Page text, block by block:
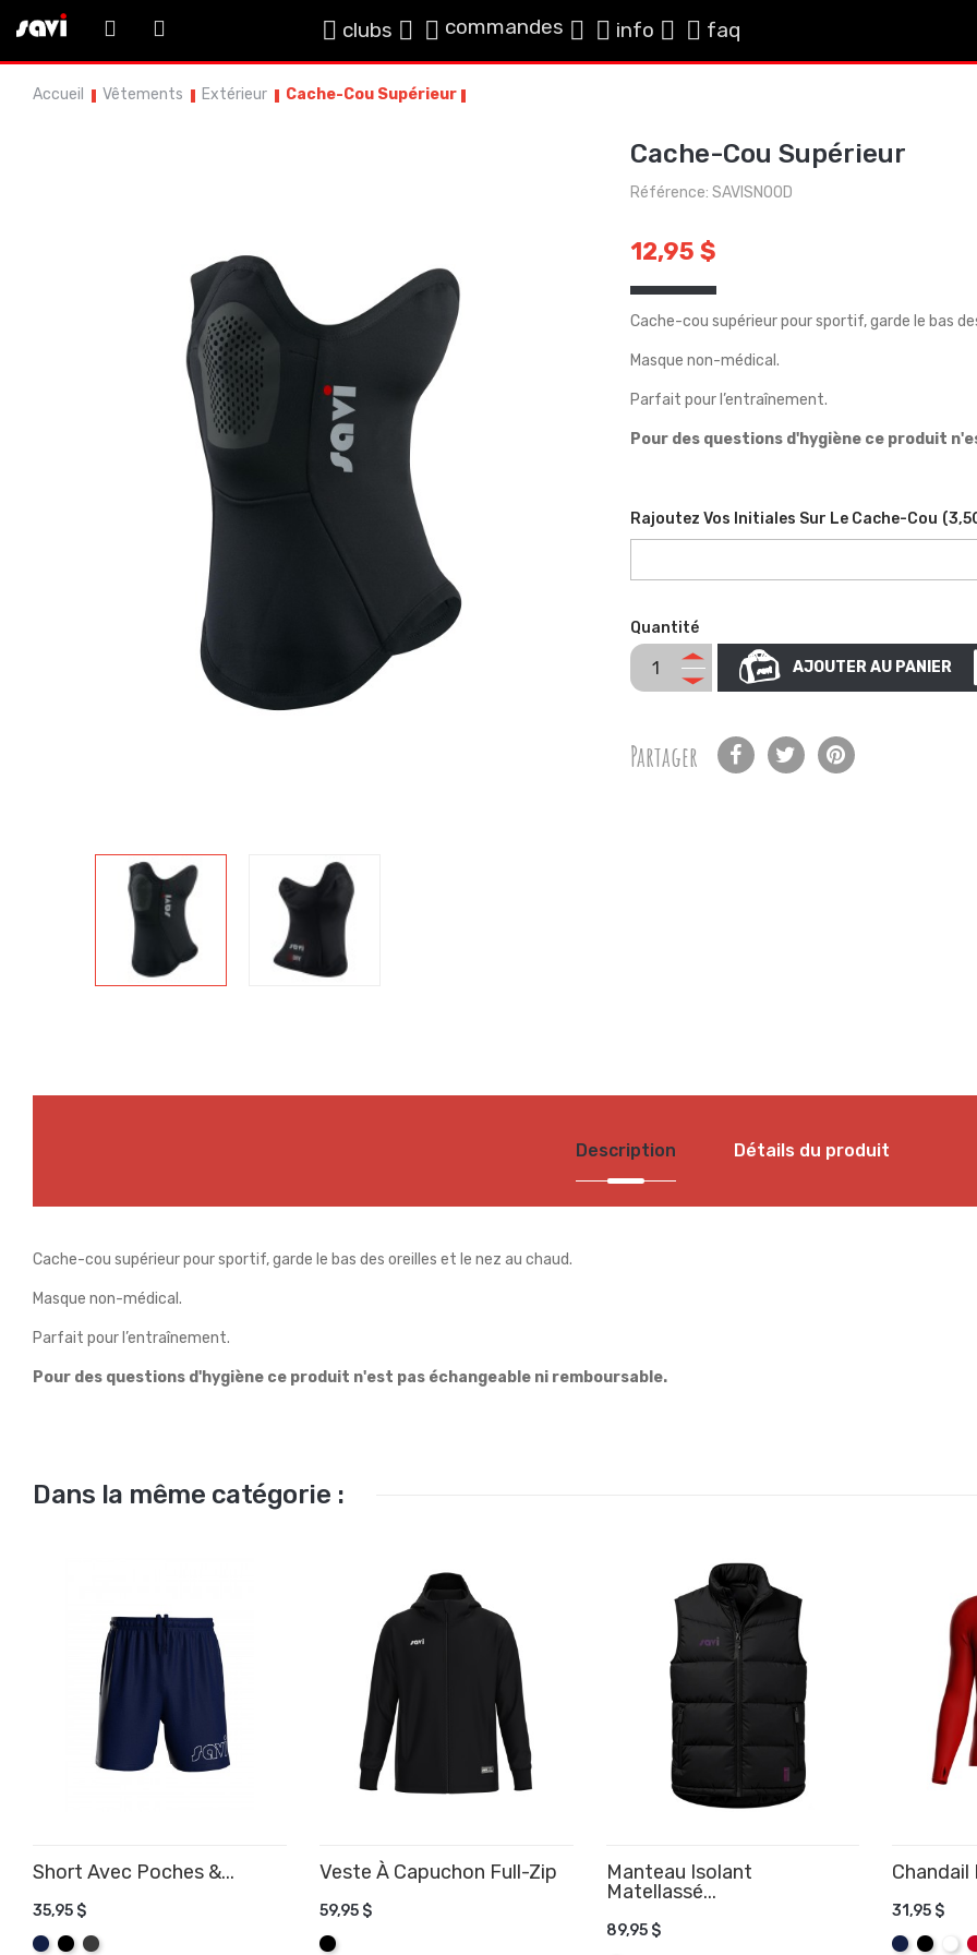
clubs commandes info faq
Accueil Vêtements Extérieur Cache-Cou Supérieur
Cache-Cou Supérieur
Référence: SAVISNOOD
12,95 $
Cache-cou supérieur pour sportif, garde le bas
Masque non-médical.
Parfait pour l’entraînement.
Pour des questions d'hygiène ce produit
Rajoutez Vos Initiales Sur Le Cache-Cou (
Quantité
AJOUTER AU PANIER
Partager
Description Détails du produit
Cache-cou supérieur pour sportif, garde le bas des oreilles et le nez au chaud.
Masque non-médical.
Parfait pour l’entraînement.
Pour des questions d'hygiène ce produit n'est pas échangeable ni remboursable.
Dans la même catégorie :
Short Avec Poches &...
35,95 $
Marine
NoirGraphite
AJOUTER AU PANIER
Veste À Capuchon Full-Zip
59,95 $
Noir
Manteau Isolant
Matellassé...
89,95 $
Chandail
31,95 $
Marine
Noir